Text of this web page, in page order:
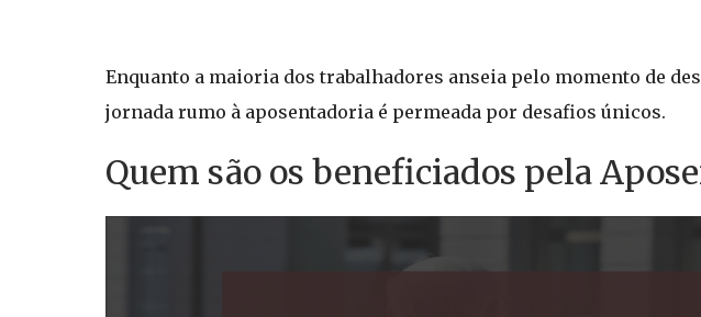
Enquanto a maioria dos trabalhadores anseia pelo momento de
jornada rumo à aposentadoria é permeada por desafios únicos.
Quem são os beneficiados pela